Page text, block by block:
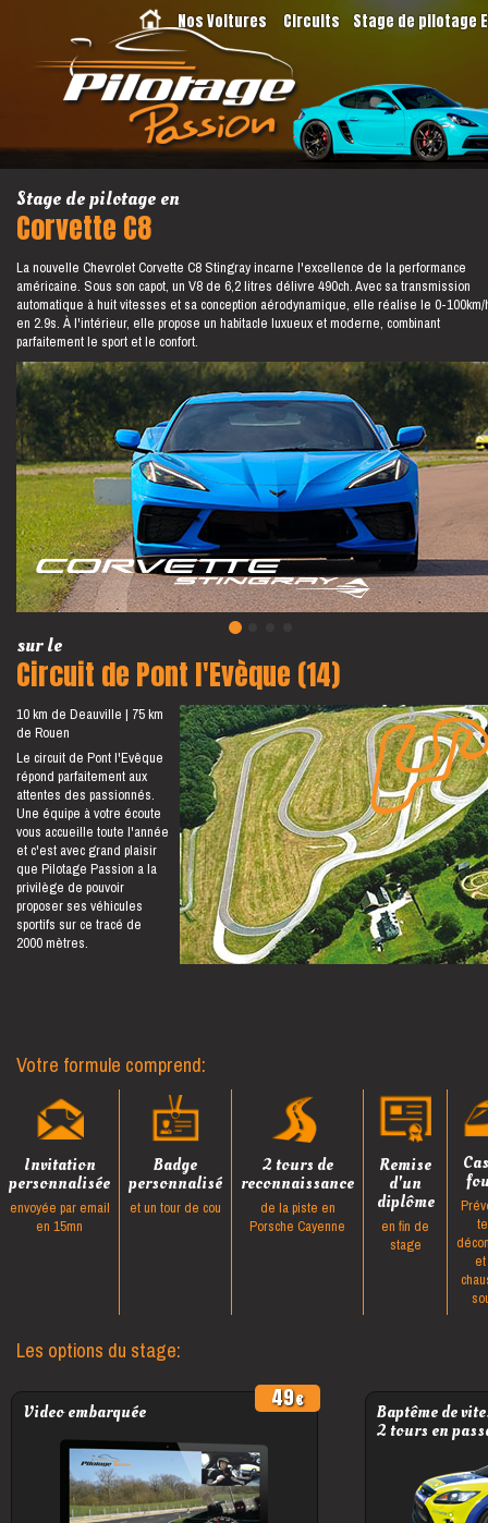
Nos Voitures Circuits Stage de pilotage
Stage de pilotage en
Corvette C8
La nouvelle Chevrolet Corvette C8 Stingray incarne l'excellence de la performance
américaine. Sous son capot, un V8 de 6,2 litres délivre 490ch. Avec sa transmission
automatique à huit vitesses et sa conception aérodynamique, elle réalise le 0-
en 2.9s. À l'intérieur, elle propose un habitacle luxueux et moderne, combinant
parfaitement le sport et le confort.
sur le
Circuit de Pont l'Evèque (14)
10 km de Deauville 75 km
de Rouen
Le circuit de Pont l'Evêque
répond parfaitement aux
attentes des passionnés.
Une équipe à votre écoute
vous accueille toute l'année
et c'est avec grand plaisir
que Pilotage Passion a la
privilège de pouvoir
proposer ses véhicules
sportifs sur ce tracé de
2000 mètres.
Votre formule comprend:
Invitation
personnalisée
envoyée par email
en 15mn
Badge
personnalisé
et un tour de cou
2 tours de
reconnaissance
de la piste en
Porsche Cayenne
Remise
d'un
diplôme
en fin de
stage
Les options du stage:
Video embarquée
49
Baptême de
2 tours en